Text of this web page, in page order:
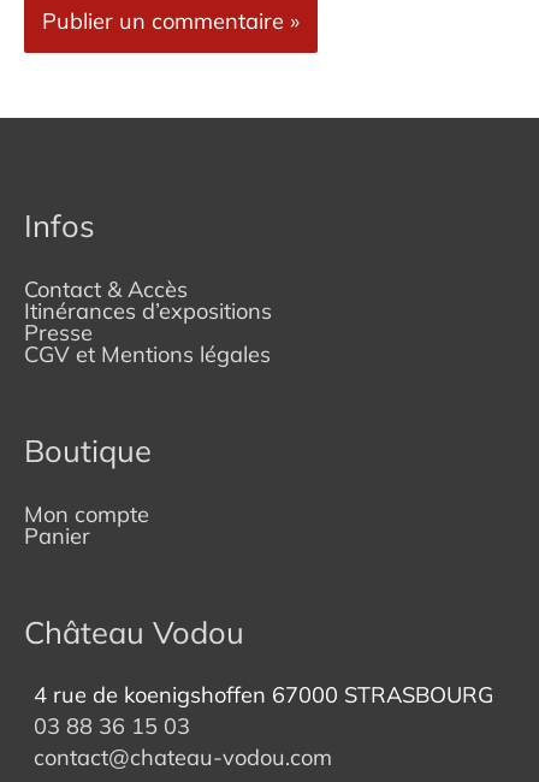
Infos
Contact & Accès
Itinérances d’expositions
Presse
CGV et Mentions légales
Boutique
Mon compte
Panier
Château Vodou
4 rue de koenigshoffen 67000 STRASBOURG
03 88 36 15 03
contact@chateau-vodou.com